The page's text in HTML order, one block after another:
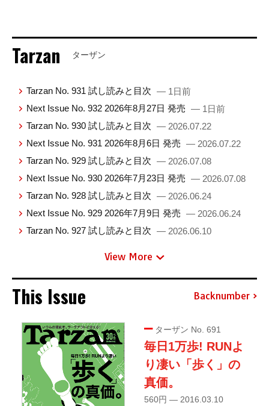
Tarzan ターザン
Tarzan No. 931 試し読みと目次 — 1日前
Next Issue No. 932 2026年8月27日 発売 — 1日前
Tarzan No. 930 試し読みと目次 — 2026.07.22
Next Issue No. 931 2026年8月6日 発売 — 2026.07.22
Tarzan No. 929 試し読みと目次 — 2026.07.08
Next Issue No. 930 2026年7月23日 発売 — 2026.07.08
Tarzan No. 928 試し読みと目次 — 2026.06.24
Next Issue No. 929 2026年7月9日 発売 — 2026.06.24
Tarzan No. 927 試し読みと目次 — 2026.06.10
View More
This Issue Backnumber
ターザン No. 691
毎日1万歩! RUNよ
り凄い「歩く」の
真価。
560円 — 2016.03.10